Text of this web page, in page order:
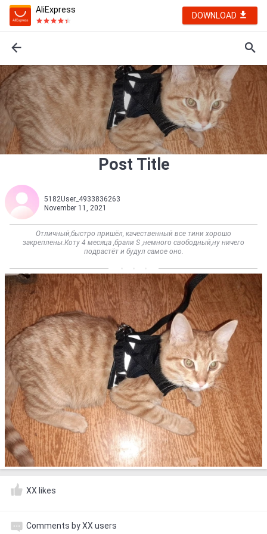
AliExpress
DOWNLOAD
Post Title
5182User_4933836263
November 11, 2021
Отличный,быстро пришёл, качественный все тини хорошо
закреплены.Коту 4 месяца ,брали S ,немного свободный,ну ничего
подрастёт и будул самое оно.
XX likes
Comments by XX users